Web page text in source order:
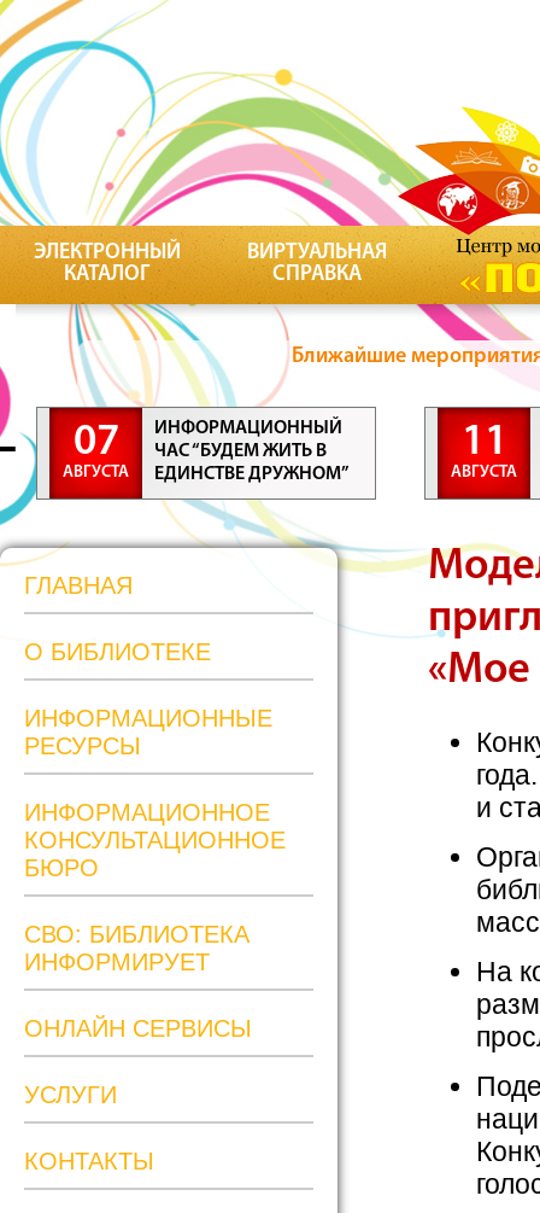
ЭЛЕКТРОННЫЙ
КАТАЛОГ
ВИРТУАЛЬНАЯ
СПРАВКА
Ближайшие
07
АВГУСТА
ИНФОРМАЦИОННЫЙ
ЧАС “БУДЕМ ЖИТЬ В
ЕДИНСТВЕ ДРУЖНОМ”
11
АВГУСТА
ГЛАВНАЯ
О БИБЛИОТЕКЕ
ИНФОРМАЦИОННЫЕ
РЕСУРСЫ
ИНФОРМАЦИОННОЕ
КОНСУЛЬТАЦИОННОЕ
БЮРО
СВО: БИБЛИОТЕКА
ИНФОРМИРУЕТ
ОНЛАЙН СЕРВИСЫ
УСЛУГИ
КОНТАКТЫ
«Мое
и
На